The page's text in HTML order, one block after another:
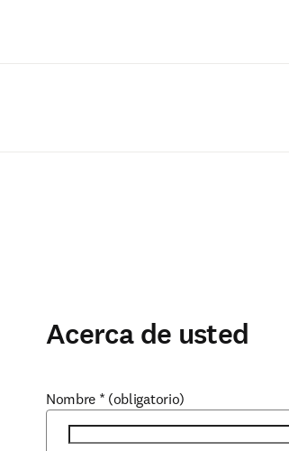
Acerca de usted
Nombre * (obligatorio)